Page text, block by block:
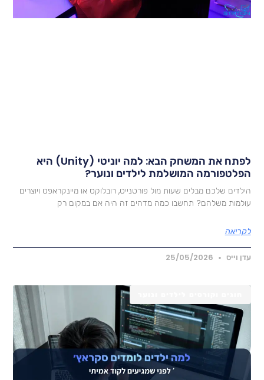
לפתח את המשחק הבא: למה יוניטי (Unity) היא
המושלמת לילדים ונוער?
שלכם מבלים שעות מול פורטנייט, רובלוקס או מיינקראפט ויוצרים
משלהם? תחשבו כמה מדהים זה היה אם במקום רק
וייס 25/05/2026